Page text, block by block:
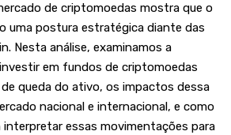
de criptomoedas mostra que o
uma postura estratégica diante das
Nesta análise, examinamos a
em fundos de criptomoedas
queda do ativo, os impactos dessa
nacional e internacional, e como
essas movimentações para